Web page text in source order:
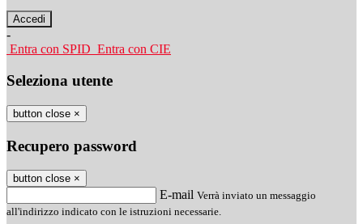
-
Entra con SPID Entra con CIE
Seleziona utente
button close ×
Recupero password
button close ×
E-mail Verrà inviato un messaggio
all'indirizzo indicato con le istruzioni necessarie.